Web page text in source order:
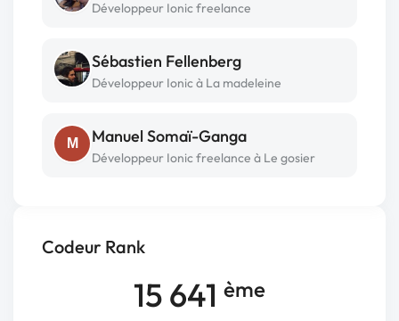
Codeur Rank
15 641 ème
Développeur Ionic freelance
Sébastien Fellenberg
Développeur Ionic à La madeleine
M Manuel Somaï-Ganga
Développeur Ionic freelance à Le gosier